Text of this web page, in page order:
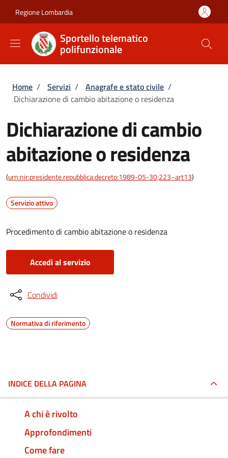
Regione Lombardia
Sportello telematico
polifunzionale
Briciole di pane
Home / Servizi / Anagrafe e stato civile /
Dichiarazione di cambio abitazione o residenza
Dichiarazione di cambio
abitazione o residenza
(urn:nir:presidente.repubblica:decreto:1989-05-30;223~art13)
Servizio attivo
Procedimento di cambio abitazione o residenza
Accedi al servizio
Condividi
Normativa di riferimento
INDICE DELLA PAGINA
A chi è rivolto
Approfondimenti
Come fare